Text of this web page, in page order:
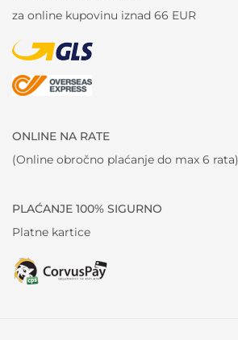
za online kupovinu iznad 66 EUR
ONLINE NA RATE
(Online obročno plaćanje do max 6 rata)
PLAĆANJE 100% SIGURNO
Platne kartice